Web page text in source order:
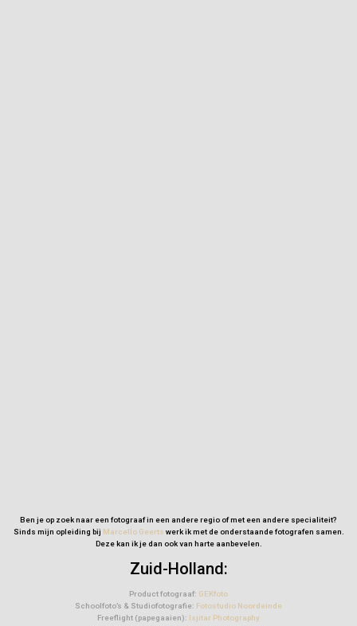
Ben je op zoek naar een fotograaf in een andere regio of met een andere specialiteit?
Sinds mijn opleiding bij Marcello Geerts werk ik met de onderstaande fotografen samen.
Deze kan ik je dan ook van harte aanbevelen.
Zuid-Holland:
Product fotograaf: GEKfoto
Schoolfoto’s & Studiofotografie: Fotostudio Noordeinde
Freeflight (papegaaien): Isjitar Photography